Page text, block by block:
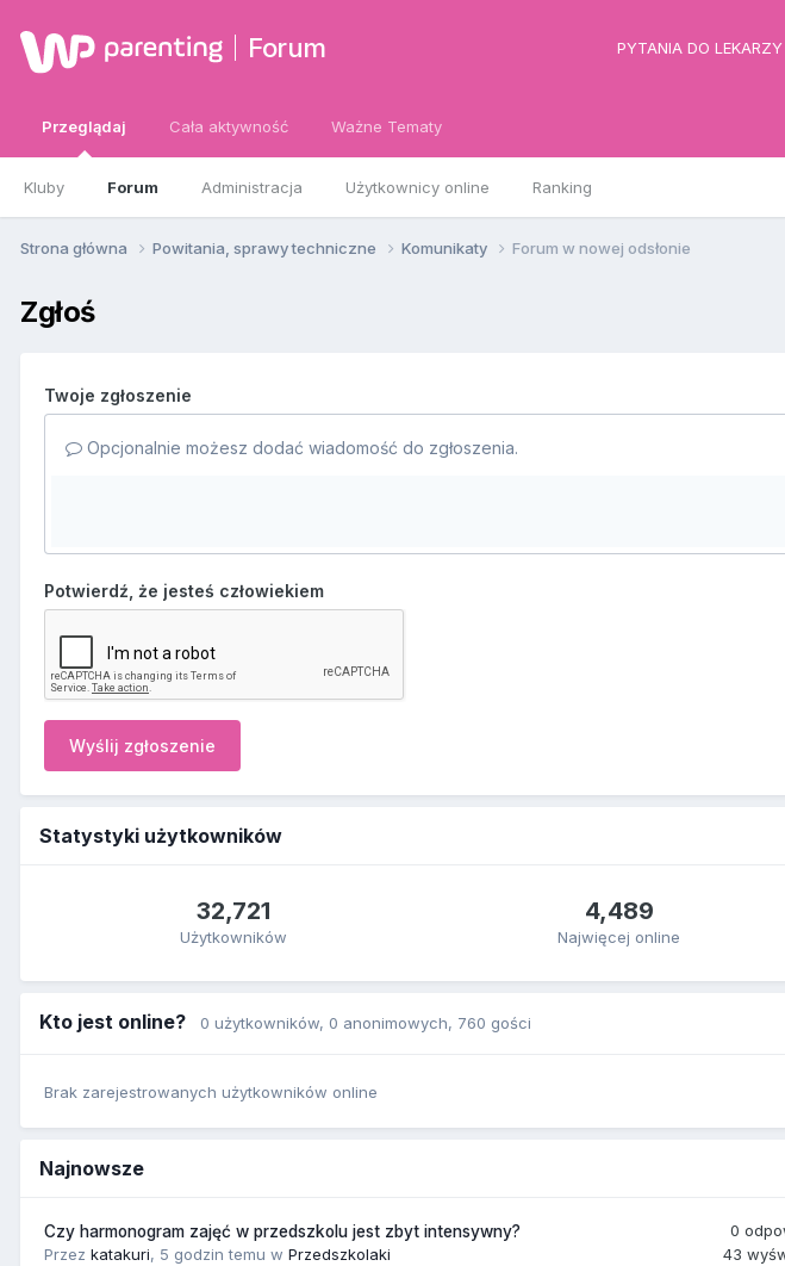
Forum PYTANIA DO LEKARZY
Przeglądaj
Kluby Forum Administracja Użytkownicy online Ranking
Cała aktywność Ważne Tematy
Strona główna Powitania, sprawy techniczne Komunikaty Forum w nowej odsłonie
Zgłoś
Twoje zgłoszenie
Opcjonalnie możesz dodać wiadomość do zgłoszenia.
Potwierdź, że jesteś człowiekiem
Wyślij zgłoszenie
Statystyki użytkowników
32,721
Użytkowników
4,489
Najwięcej online
Kto jest online? 0 użytkowników, 0 anonimowych, 760 gości
Brak zarejestrowanych użytkowników online
Najnowsze
Czy harmonogram zajęć w przedszkolu jest zbyt intensywny?
Przez katakuri, 5 godzin temu w Przedszkolaki
0
43